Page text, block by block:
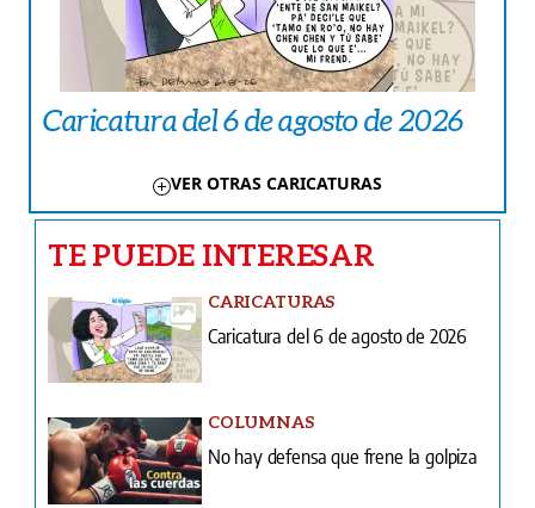
Caricatura del 6 de agosto de 2026
VER OTRAS CARICATURAS
TE PUEDE INTERESAR
CARICATURAS
Caricatura del 6 de agosto de 2026
COLUMNAS
No hay defensa que frene la golpiza